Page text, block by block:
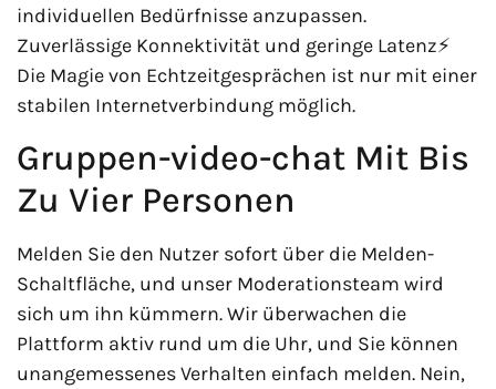
individuellen Bedürfnisse anzupassen.
Zuverlässige Konnektivität und geringe Latenz⚡
Die Magie von Echtzeitgesprächen ist nur mit einer
stabilen Internetverbindung möglich.
Gruppen-video-chat Mit Bis
Zu Vier Personen
Melden Sie den Nutzer sofort über die Melden-
Schaltfläche, und unser Moderationsteam wird
sich um ihn kümmern. Wir überwachen die
Plattform aktiv rund um die Uhr, und Sie können
unangemessenes Verhalten einfach melden. Nein,